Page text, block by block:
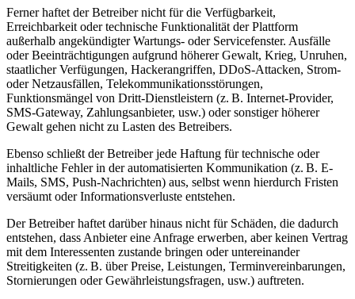
Ferner haftet der Betreiber nicht für die Verfügbarkeit,
Erreichbarkeit oder technische Funktionalität der Plattform
außerhalb angekündigter Wartungs- oder Servicefenster. Ausfälle
oder Beeinträchtigungen aufgrund höherer Gewalt, Krieg, Unruhen,
staatlicher Verfügungen, Hackerangriffen, DDoS-Attacken, Strom-
oder Netzausfällen, Telekommunikationsstörungen,
Funktionsmängel von Dritt-Dienstleistern (z. B. Internet-Provider,
SMS-Gateway, Zahlungsanbieter, usw.) oder sonstiger höherer
Gewalt gehen nicht zu Lasten des Betreibers.
Ebenso schließt der Betreiber jede Haftung für technische oder
inhaltliche Fehler in der automatisierten Kommunikation (z. B. E-
Mails, SMS, Push-Nachrichten) aus, selbst wenn hierdurch Fristen
versäumt oder Informationsverluste entstehen.
Der Betreiber haftet darüber hinaus nicht für Schäden, die dadurch
entstehen, dass Anbieter eine Anfrage erwerben, aber keinen Vertrag
mit dem Interessenten zustande bringen oder untereinander
Streitigkeiten (z. B. über Preise, Leistungen, Terminvereinbarungen,
Stornierungen oder Gewährleistungsfragen, usw.) auftreten.